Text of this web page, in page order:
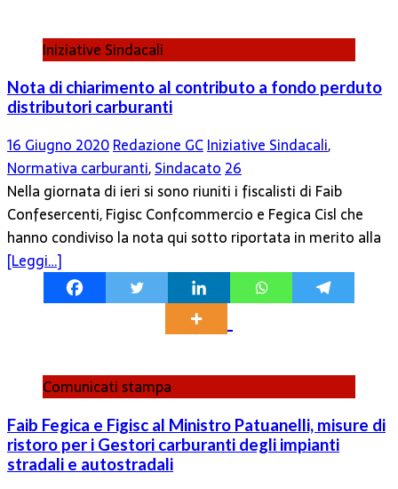
Iniziative Sindacali
Nota di chiarimento al contributo a fondo perduto
distributori carburanti
16 Giugno 2020Redazione GCIniziative Sindacali,
Normativa carburanti,Sindacato 26
Nella giornata di ieri si sono riuniti i fiscalisti di Faib
Confesercenti, Figisc Confcommercio e Fegica Cisl che
hanno condiviso la nota qui sotto riportata in merito alla
[Leggi…]
Comunicati stampa
Faib Fegica e Figisc al Ministro Patuanelli, misure di
ristoro per i Gestori carburanti degli impianti
stradali e autostradali